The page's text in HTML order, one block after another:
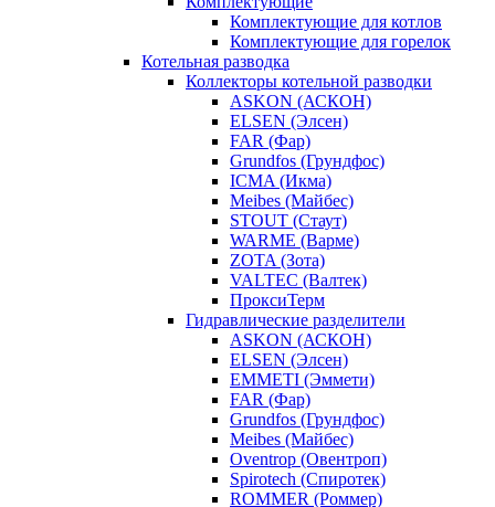
Комплектующие для котлов
Комплектующие для горелок
Котельная разводка
Коллекторы котельной разводки
ASKON (АСКОН)
ELSEN (Элсен)
FAR (Фар)
Grundfos (Грундфос)
ICMA (Икма)
Meibes (Майбес)
STOUT (Стаут)
WARME (Варме)
ZOTA (Зота)
VALTEC (Валтек)
ПроксиТерм
Гидравлические разделители
ASKON (АСКОН)
ELSEN (Элсен)
EMMETI (Эммети)
FAR (Фар)
Grundfos (Грундфос)
Meibes (Майбес)
Oventrop (Овентроп)
Spirotech (Спиротек)
ROMMER (Роммер)